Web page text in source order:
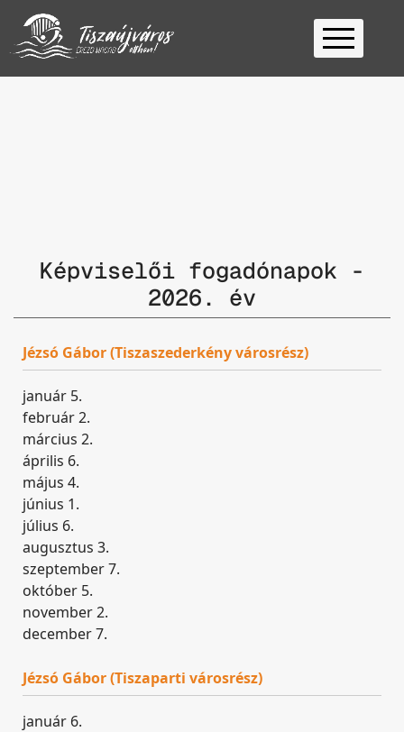
Kezdőlap
Keresés
Képviselői fogadónapok -
2026. év
Jézsó Gábor (Tiszaszederkény városrész)
január 5.
február 2.
március 2.
április 6.
május 4.
június 1.
július 6.
augusztus 3.
szeptember 7.
október 5.
november 2.
december 7.
Jézsó Gábor (Tiszaparti városrész)
január 6.